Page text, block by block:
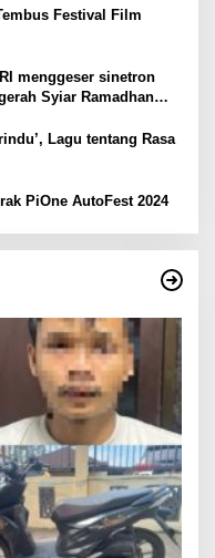
Festival Film
menggeser sinetron
Lagu tentang Rasa
PiOne AutoFest 2024